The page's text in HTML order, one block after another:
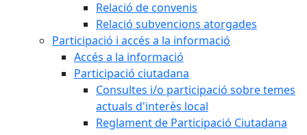
Relació de convenis
Relació subvencions atorgades
Participació i accés a la informació
Accés a la informació
Participació ciutadana
Consultes i/o participació sobre temes
actuals d'interès local
Reglament de Participació Ciutadana